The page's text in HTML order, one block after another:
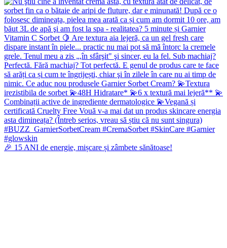
🎉 15 ANI de energie, mișcare și zâmbete sănătoase!